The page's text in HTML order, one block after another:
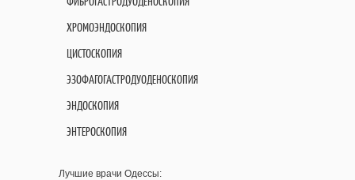
ХРОМОЭНДОСКОПИЯ
ЦИСТОСКОПИЯ
ЭЗОФАГОГАСТРОДУОДЕНОСКОПИЯ
ЭНДОСКОПИЯ
ЭНТЕРОСКОПИЯ
Лучшие врачи Одессы: